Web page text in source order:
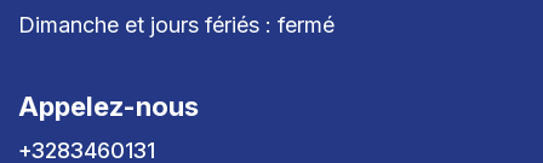
Dimanche et jours fériés : fermé
Appelez-nous
+3283460131